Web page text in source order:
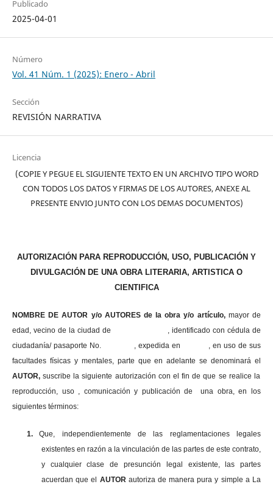
Publicado
2025-04-01
Número
Vol. 41 Núm. 1 (2025): Enero - Abril
Sección
REVISIÓN NARRATIVA
Licencia
(COPIE Y PEGUE EL SIGUIENTE TEXTO EN UN ARCHIVO TIPO WORD
CON TODOS LOS DATOS Y FIRMAS DE LOS AUTORES, ANEXE AL
PRESENTE ENVIO JUNTO CON LOS DEMAS DOCUMENTOS)
AUTORIZACIÓN PARA REPRODUCCIÓN, USO, PUBLICACIÓN Y
DIVULGACIÓN DE UNA OBRA LITERARIA, ARTISTICA O
CIENTIFICA
NOMBRE DE AUTOR y/o AUTORES de la obra y/o artículo, mayor de
edad, vecino de la ciudad de , identificado con cédula de
ciudadanía/ pasaporte No. , expedida en , en uso de sus
facultades físicas y mentales, parte que en adelante se denominará el
AUTOR,suscribe la siguiente autorización con el fin de que se realice la
reproducción, uso , comunicación y publicación de una obra, en los
siguientes términos:
1.
Que, independientemente de las reglamentaciones legales
existentes en razón a la vinculación de las partes de este contrato,
y cualquier clase de presunción legal existente, las partes
acuerdan que el AUTOR autoriza de manera pura y simple a La